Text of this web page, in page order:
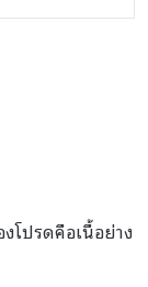
โปรดคือเนื้อย่าง